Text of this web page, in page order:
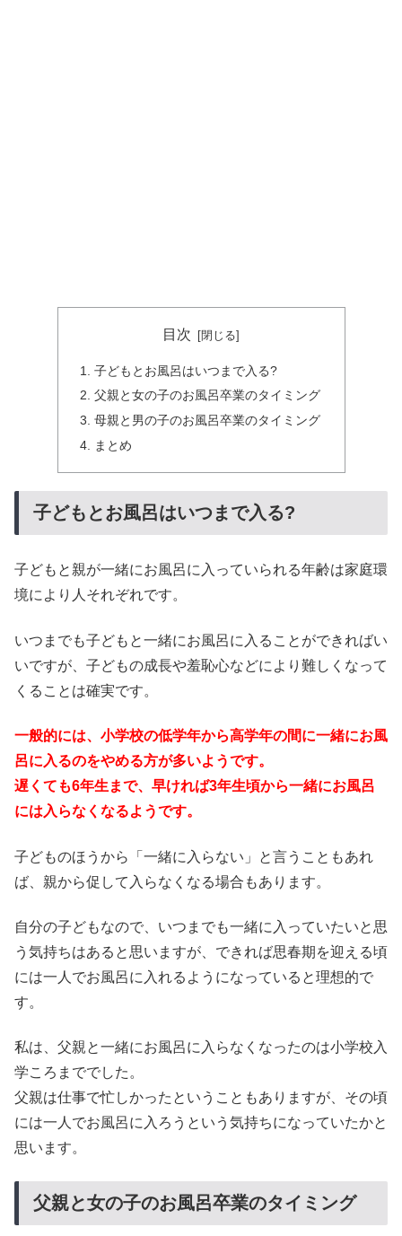
目次
子どもとお風呂はいつまで入る?
父親と女の子のお風呂卒業のタイミング
母親と男の子のお風呂卒業のタイミング
まとめ
子どもとお風呂はいつまで入る?
子どもと親が一緒にお風呂に入っていられる年齢は家庭環
境により人それぞれです。
いつまでも子どもと一緒にお風呂に入ることができればい
いですが、子どもの成長や羞恥心などにより難しくなって
くることは確実です。
一般的には、小学校の低学年から高学年の間に一緒にお風
呂に入るのをやめる方が多いようです。
遅くても6年生まで、早ければ3年生頃から一緒にお風呂
には入らなくなるようです。
子どものほうから「一緒に入らない」と言うこともあれ
ば、親から促して入らなくなる場合もあります。
自分の子どもなので、いつまでも一緒に入っていたいと思
う気持ちはあると思いますが、できれば思春期を迎える頃
には一人でお風呂に入れるようになっていると理想的で
す。
私は、父親と一緒にお風呂に入らなくなったのは小学校入
学ころまででした。
父親は仕事で忙しかったということもありますが、その頃
には一人でお風呂に入ろうという気持ちになっていたかと
思います。
父親と女の子のお風呂卒業のタイミング